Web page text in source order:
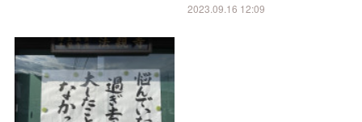
2023.09.16 12:09